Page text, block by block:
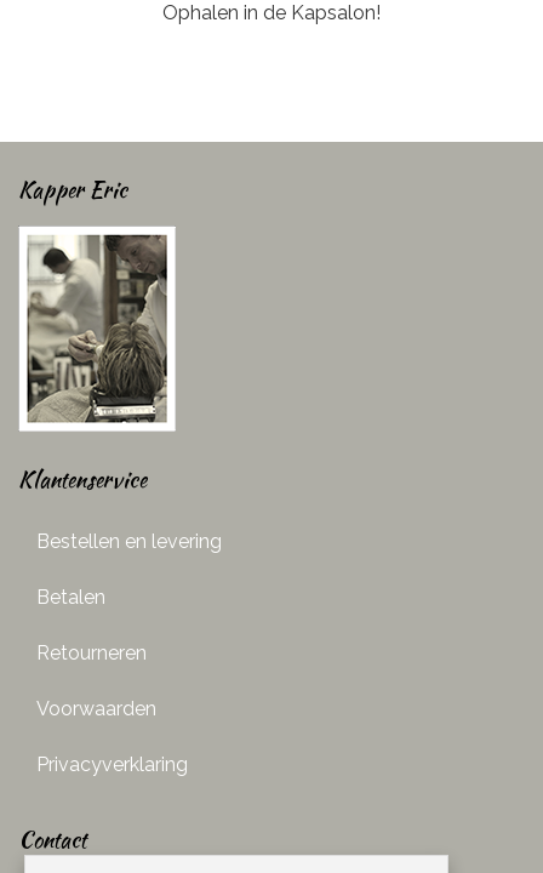
Ophalen in de Kapsalon!
Kapper Eric
Klantenservice
Bestellen en levering
Betalen
Retourneren
Voorwaarden
Privacyverklaring
Contact